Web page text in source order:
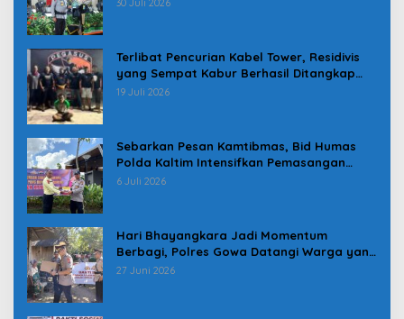
Terlibat Pencurian Kabel Tower, Residivis
yang Sempat Kabur Berhasil Ditangkap
Tim Gabungan di Jeneponto
19 Juli 2026
Sebarkan Pesan Kamtibmas, Bid Humas
Polda Kaltim Intensifkan Pemasangan
Spanduk serta Pembagian Stiker
6 Juli 2026
Hari Bhayangkara Jadi Momentum
Berbagi, Polres Gowa Datangi Warga yang
Membutuhkan
27 Juni 2026